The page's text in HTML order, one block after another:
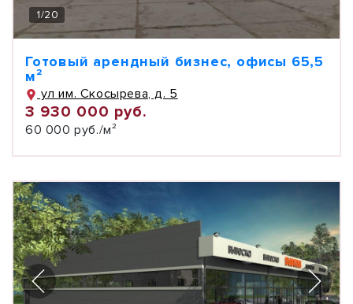
1/20
Готовый арендный бизнес, офисы 65,5
м²
ул им. Скосырева, д. 5
3 930 000 руб.
60 000 руб./м²